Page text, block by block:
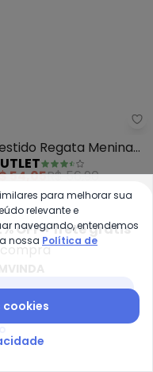
- Vestido (Rosa)
Regata Menina
)
OFF + frete grátis
para melhorar sua
relevante e
navegando, entendemos
nossa Política de